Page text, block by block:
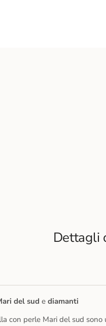
Dettagli
del sud e diamanti
con perle Mari del sud